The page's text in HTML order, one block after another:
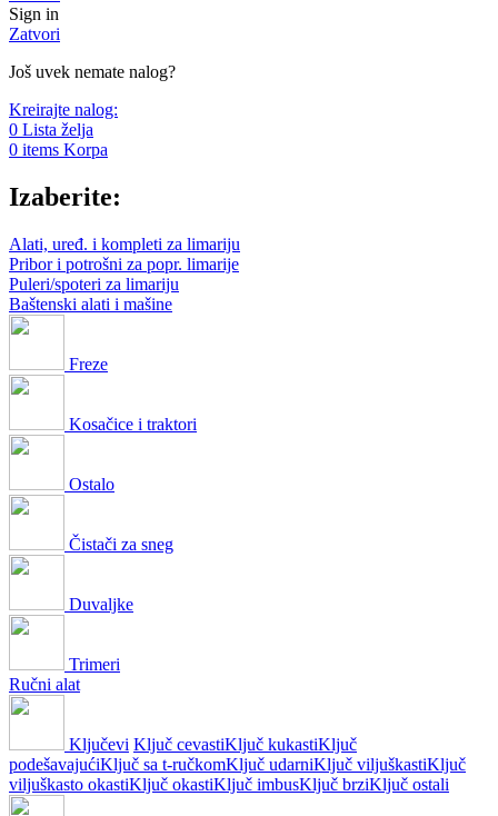
Sign in
Zatvori
Još uvek nemate nalog?
Kreirajte nalog:
0 Lista želja
0 items Korpa
Izaberite:
Alati, uređ. i kompleti za limariju
Pribor i potrošni za popr. limarije
Puleri/spoteri za limariju
Baštenski alati i mašine
Freze
Kosačice i traktori
Ostalo
Čistači za sneg
Duvaljke
Trimeri
Ručni alat
Ključevi Ključ cevastiKljuč kukastiKljuč
podešavajućiKljuč sa t-ručkomKljuč udarniKljuč viljuškastiKljuč
viljuškasto okastiKljuč okastiKljuč imbusKljuč brziKljuč ostali